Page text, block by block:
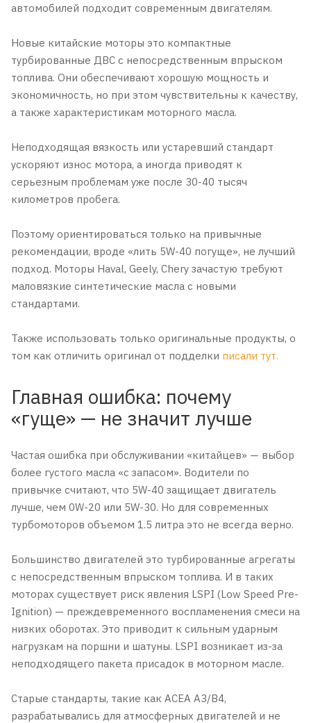
автомобилей подходит современным двигателям.
Новые китайские моторы это компактные
турбированные ДВС с непосредственным впрыском
топлива. Они обеспечивают хорошую мощность и
экономичность, но при этом чувствительны к качеству,
а также характеристикам моторного масла.
Неподходящая вязкость или устаревший стандарт
ускоряют износ мотора, а иногда приводят к
серьезным проблемам уже после 30-40 тысяч
километров пробега.
Поэтому ориентироваться только на привычные
рекомендации, вроде «лить 5W-40 погуще», не лучший
подход. Моторы Haval, Geely, Chery зачастую требуют
маловязкие синтетические масла с новыми
стандартами.
Также использовать только оригинальные продукты, о
том как отличить оригинал от подделки писали тут.
Главная ошибка: почему
«гуще» — не значит лучше
Частая ошибка при обслуживании «китайцев» — выбор
более густого масла «с запасом». Водители по
привычке считают, что 5W-40 защищает двигатель
лучше, чем 0W-20 или 5W-30. Но для современных
турбомоторов объемом 1.5 литра это не всегда верно.
Большинство двигателей это турбированные агрегаты
с непосредственным впрыском топлива. И в таких
моторах существует риск явления LSPI (Low Speed Pre-
Ignition) — преждевременного воспламенения смеси на
низких оборотах. Это приводит к сильным ударным
нагрузкам на поршни и шатуны. LSPI возникает из-за
неподходящего пакета присадок в моторном масле.
Старые стандарты, такие как ACEA A3/B4,
разрабатывались для атмосферных двигателей и не